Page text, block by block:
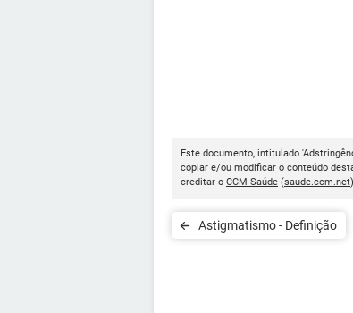
Este documento, intitulado
copiar e/ou modificar o conteúdo
creditar o CCM Saúde (saude.ccm.net
Astigmatismo - Definição